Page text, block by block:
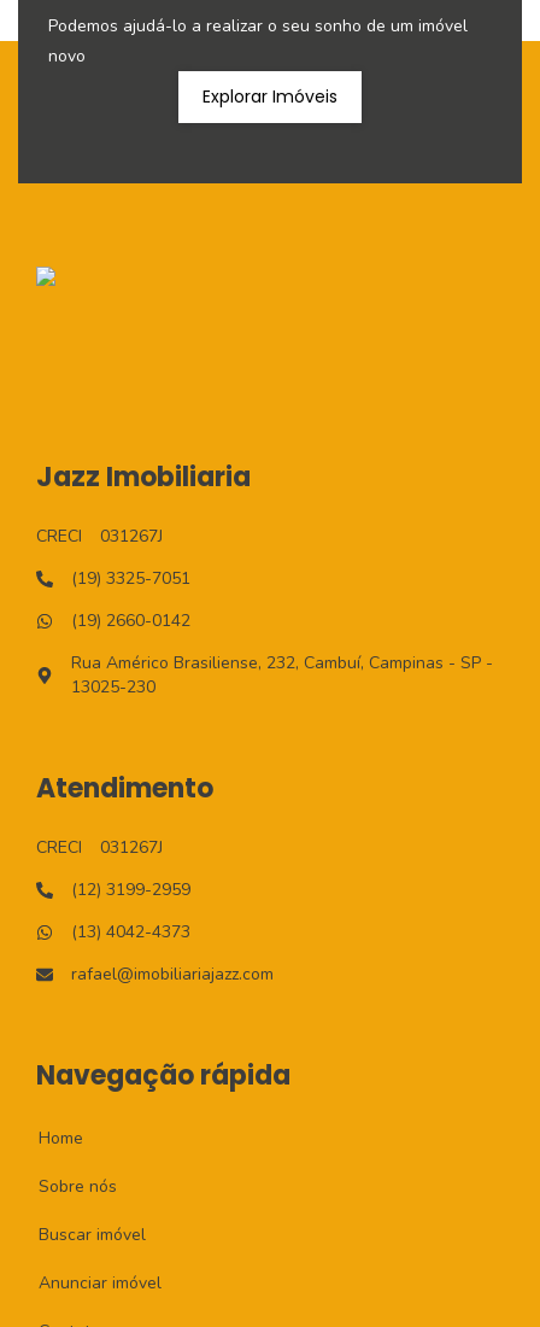
Podemos ajudá-lo a realizar o seu sonho de um imóvel
novo
Explorar Imóveis
Jazz Imobiliaria
CRECI
031267J
(19) 3325-7051
(19) 2660-0142
Rua Américo Brasiliense, 232, Cambuí, Campinas - SP -
13025-230
Atendimento
CRECI
031267J
(12) 3199-2959
(13) 4042-4373
rafael@imobiliariajazz.com
Navegação rápida
Home
Sobre nós
Buscar imóvel
Anunciar imóvel